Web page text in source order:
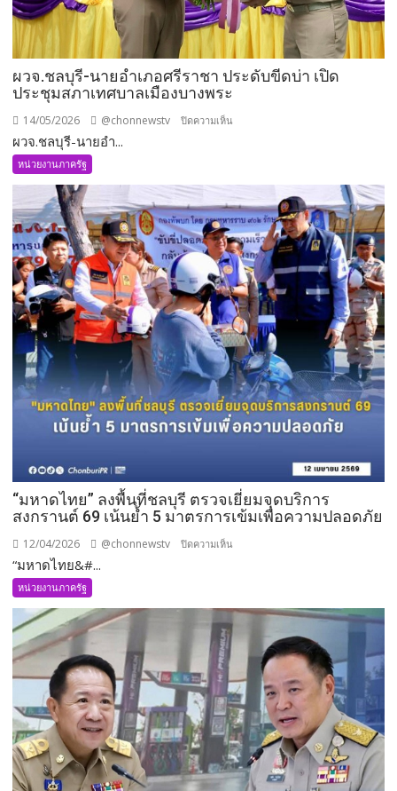
ผวจ.ชลบุรี-นายอำเภอศรีราชา ประดับขีดบ่า เปิด
ประชุมสภาเทศบาลเมืองบางพระ
14/05/2026 @chonnewstv ปิดความเห็น
ศรีราชา
ประดับ
ขีด
บ่า
เปิด
ประชุม
สภา
เทศบาล
เมือง
บาง
พระ
ผวจ.ชลบุรี-นายอำ...
หน่วยงานภาครัฐ
“มหาดไทย” ลงพื้นที่ชลบุรี ตรวจเยี่ยมจุดบริการ
สงกรานต์ 69 เน้นย้ำ 5 มาตรการเข้มเพื่อความปลอดภัย
12/04/2026 @chonnewstv ปิดความเห็น
ชลบุรี
ตรวจ
เยี่ยม
จุด
บริการ
สงกรานต์
69
เน้น
ย้ำ
“มหาดไทย&#...
หน่วยงานภาครัฐ